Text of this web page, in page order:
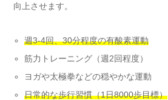
向上させます。
週3-4回、30分程度の有酸素運動
筋力トレーニング（週2回程度）
ヨガや太極拳などの穏やかな運動
日常的な歩行習慣（1日8000歩目標）